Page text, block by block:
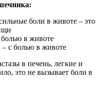
боли в животе – это
болью в животе
– с болью в животе
в печень, легкие и
это не вызывает боли в